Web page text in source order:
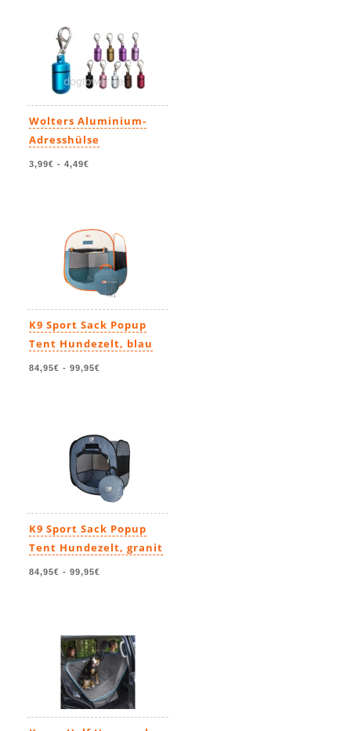
Wolters Aluminium-
Adresshülse
3,99€ - 4,49€
K9 Sport Sack Popup
Tent Hundezelt, blau
84,95€ - 99,95€
K9 Sport Sack Popup
Tent Hundezelt, granit
84,95€ - 99,95€